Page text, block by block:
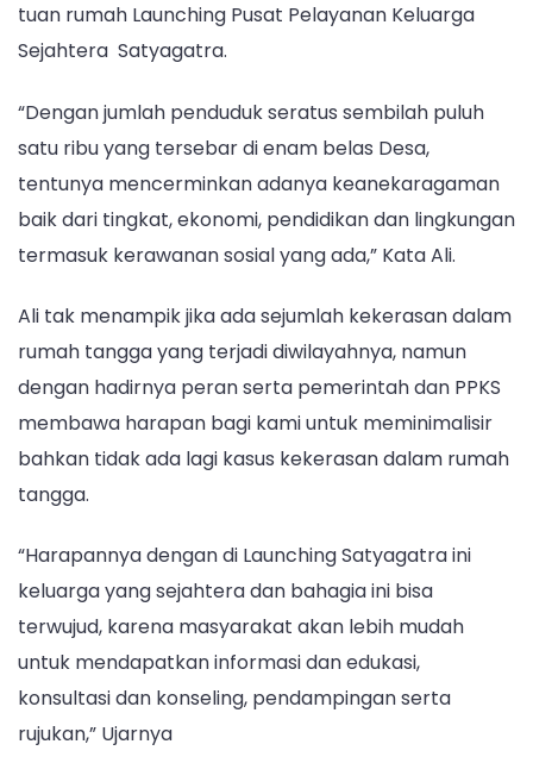
tuan rumah Launching Pusat Pelayanan Keluarga
Sejahtera Satyagatra.
“Dengan jumlah penduduk seratus sembilah puluh
satu ribu yang tersebar di enam belas Desa,
tentunya mencerminkan adanya keanekaragaman
baik dari tingkat, ekonomi, pendidikan dan lingkungan
termasuk kerawanan sosial yang ada,” Kata Ali.
Ali tak menampik jika ada sejumlah kekerasan dalam
rumah tangga yang terjadi diwilayahnya, namun
dengan hadirnya peran serta pemerintah dan PPKS
membawa harapan bagi kami untuk meminimalisir
bahkan tidak ada lagi kasus kekerasan dalam rumah
tangga.
“Harapannya dengan di Launching Satyagatra ini
keluarga yang sejahtera dan bahagia ini bisa
terwujud, karena masyarakat akan lebih mudah
untuk mendapatkan informasi dan edukasi,
konsultasi dan konseling, pendampingan serta
rujukan,” Ujarnya